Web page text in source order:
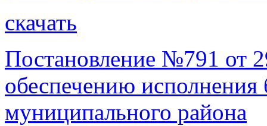
скачать
Постановление №791 от
обеспечению
муниципального района